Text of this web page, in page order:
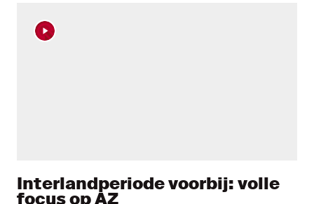
Interlandperiode voorbij: volle
focus op AZ